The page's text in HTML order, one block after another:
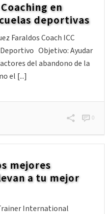
en
deportivas
Faraldos Coach ICC
Objetivo: Ayudar
del abandono de la
el [...]
0
mejores
a tu mejor
International